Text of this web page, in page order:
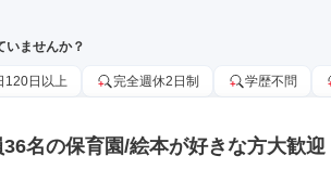
いませんか？
120日以上 完全週休2日制 学歴不問
名の保育園/絵本が好きな方大歓迎